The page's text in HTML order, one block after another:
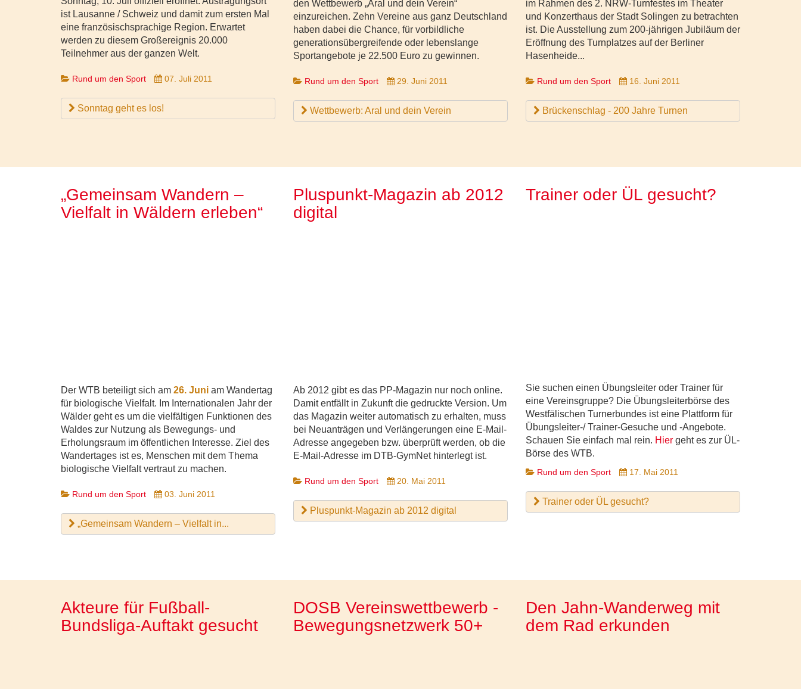
ist Lausanne / Schweiz und damit zum ersten Mal
eine französischsprachige Region. Erwartet
werden zu diesem Großereignis 20.000
Teilnehmer aus der ganzen Welt.
Rund um den Sport 07. Juli 2011
Sonntag geht es los!
den Wettbewerb „Aral und dein Verein“
einzureichen. Zehn Vereine aus ganz Deutschland
haben dabei die Chance, für vorbildliche
generationsübergreifende oder lebenslange
Sportangebote je 22.500 Euro zu gewinnen.
Rund um den Sport 29. Juni 2011
Wettbewerb: Aral und dein Verein
im Rahmen des 2. NRW-Turnfestes im Theater
und Konzerthaus der Stadt Solingen zu betrachten
ist. Die Ausstellung zum 200-jährigen Jubiläum der
Eröffnung des Turnplatzes auf der Berliner
Hasenheide...
Rund um den Sport 16. Juni 2011
Brückenschlag - 200 Jahre Turnen
„Gemeinsam Wandern –
Vielfalt in Wäldern erleben“
Der WTB beteiligt sich am 26. Juni am Wandertag
für biologische Vielfalt. Im Internationalen Jahr der
Wälder geht es um die vielfältigen Funktionen des
Waldes zur Nutzung als Bewegungs- und
Erholungsraum im öffentlichen Interesse. Ziel des
Wandertages ist es, Menschen mit dem Thema
biologische Vielfalt vertraut zu machen.
Rund um den Sport 03. Juni 2011
„Gemeinsam Wandern – Vielfalt in...
Pluspunkt-Magazin ab 2012
digital
Ab 2012 gibt es das PP-Magazin nur noch online.
Damit entfällt in Zukunft die gedruckte Version. Um
das Magazin weiter automatisch zu erhalten, muss
bei Neuanträgen und Verlängerungen eine E-Mail-
Adresse angegeben bzw. überprüft werden, ob die
E-Mail-Adresse im DTB-GymNet hinterlegt ist.
Rund um den Sport 20. Mai 2011
Pluspunkt-Magazin ab 2012 digital
Trainer oder ÜL gesucht?
Sie suchen einen Übungsleiter oder Trainer für
eine Vereinsgruppe? Die Übungsleiterbörse des
Westfälischen Turnerbundes ist eine Plattform für
Übungsleiter-/ Trainer-Gesuche und -Angebote.
Schauen Sie einfach mal rein. H ier geht es zur ÜL-
Börse des WTB.
Rund um den Sport 17. Mai 2011
Trainer oder ÜL gesucht?
Akteure für Fußball-
Bundsliga-Auftakt gesucht
DOSB Vereinswettbewerb -
Bewegungsnetzwerk 50+
Den Jahn-Wanderweg mit
dem Rad erkunden